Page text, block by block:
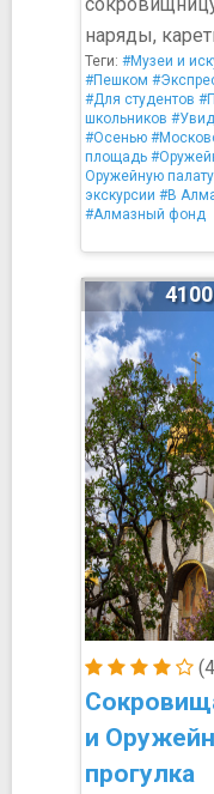
наряды,
Теги: #Музеи и
#Пешком
#Для студентов
школьников
#Осенью
площадь
Оружейную палату
экскурсии #В
#Алмазный фонд
и
прогулка